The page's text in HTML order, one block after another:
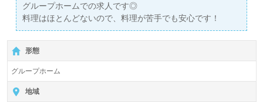
グループホームでの求人です◎
料理はほとんどないので、料理が苦手でも安心です！
形態
グループホーム
地域